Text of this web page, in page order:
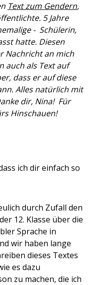
Text zum Gendern,
5 Jahre
- Schülerin,
hatte. Diesen
Nachricht an mich
auch als Text auf
dass er auf diese
Alles natürlich mit
dir, Nina! Für
Hinschauen!
ich dir einfach so
durch Zufall den
12. Klasse über die
Sprache in
wir haben lange
dieses Textes
es dazu
zu machen, die ich